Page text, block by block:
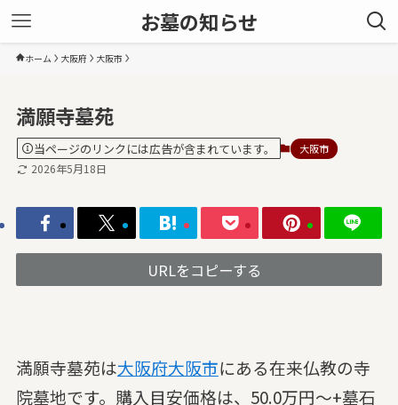
お墓の知らせ
ホーム 大阪府 大阪市
満願寺墓苑
当ページのリンクには広告が含まれています。 大阪市
2026年5月18日
URLをコピーする
満願寺墓苑は大阪府大阪市にある在来仏教の寺
院墓地です。購入目安価格は、50.0万円～+墓石